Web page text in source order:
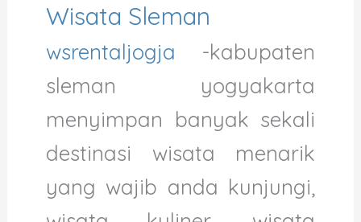
Wisata Sleman
wsrentaljogja -kabupaten
sleman yogyakarta
menyimpan banyak sekali
destinasi wisata menarik
yang wajib anda kunjungi,